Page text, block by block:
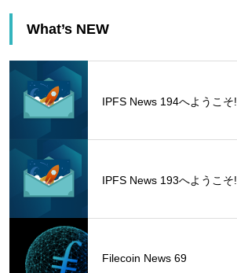
What’s NEW
IPFS News 194へようこそ!
IPFS News 193へようこそ!
Filecoin News 69